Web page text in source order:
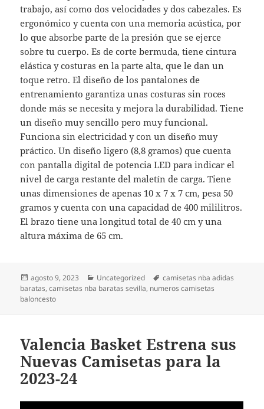
trabajo, así como dos velocidades y dos cabezales. Es
ergonómico y cuenta con una memoria acústica, por
lo que absorbe parte de la presión que se ejerce
sobre tu cuerpo. Es de corte bermuda, tiene cintura
elástica y costuras en la parte alta, que le dan un
toque retro. El diseño de los pantalones de
entrenamiento garantiza unas costuras sin roces
donde más se necesita y mejora la durabilidad. Tiene
un diseño muy sencillo pero muy funcional.
Funciona sin electricidad y con un diseño muy
práctico. Un diseño ligero (8,8 gramos) que cuenta
con pantalla digital de potencia LED para indicar el
nivel de carga restante del maletín de carga. Tiene
unas dimensiones de apenas 10 x 7 x 7 cm, pesa 50
gramos y cuenta con una capacidad de 400 mililitros.
El brazo tiene una longitud total de 40 cm y una
altura máxima de 65 cm.
Publicado
el
agosto 9, 2023 Categorías
Uncategorized Etiquetas
camisetas nba adidas
baratas,camisetas nba baratas sevilla, numeros camisetas
baloncesto
Valencia Basket Estrena sus
Nuevas Camisetas para la
2023-24